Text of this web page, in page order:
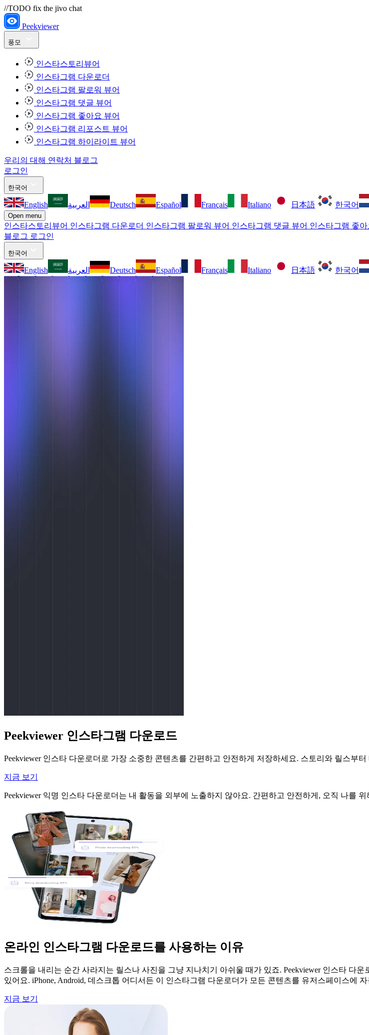
//TODO fix the jivo chat
Peekviewer
풍모
인스타스토리뷰어
인스타그램 다운로더
인스타그램 팔로워 뷰어
인스타그램 댓글 뷰어
인스타그램 좋아요 뷰어
인스타그램 리포스트 뷰어
인스타그램 하이라이트 뷰어
우리의 대해 연락처 블로그
로그인
한국어
English العربية Deutsch Español Français Italiano 日本語 한국어
Open menu
인스타스토리뷰어 인스타그램 다운로더 인스타그램 팔로워 뷰어 인스타그램 댓글 뷰어 인스타그램 좋아
블로그 로그인
한국어
English العربية Deutsch Español Français Italiano 日本語 한국어
Peekviewer 인스타그램 다운로드
Peekviewer 인스타 다운로더로 가장 소중한 콘텐츠를 간편하고 안전하게 저장하세요. 스토리와 릴스부
지금 보기
Peekviewer 익명 인스타 다운로더는 내 활동을 외부에 노출하지 않아요. 간편하고 안전하게, 오직 나를
온라인 인스타그램 다운로드를 사용하는 이유
스크롤을 내리는 순간 사라지는 릴스나 사진을 그냥 지나치기 아쉬울 때가 있죠. Peekviewer 인스타 다
있어요. iPhone, Android, 데스크톱 어디서든 이 인스타그램 다운로더가 모든 콘텐츠를 유저스페이스에
지금 보기